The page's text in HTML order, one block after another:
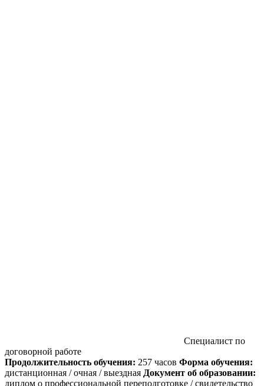
Специалист по
договорной работе
Продолжительность обучения: 257 часов Форма обучения:
дистанционная / очная / выездная Документ об образовании:
диплом о профессиональной переподготовке / свидетельство